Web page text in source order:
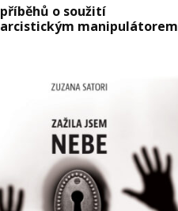
o soužití
manipulátorem